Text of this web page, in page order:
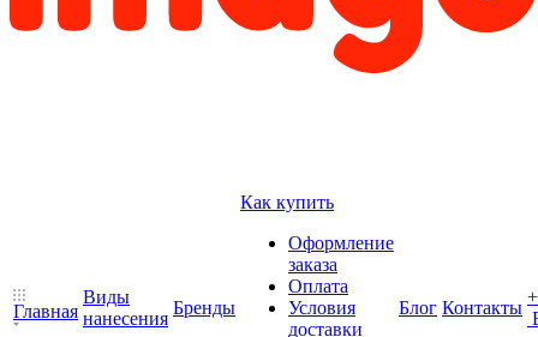
Главная
Виды
нанесения
Бренды
Как купить
Оформление
заказа
Оплата
Условия
доставки
Блог Контакты
+